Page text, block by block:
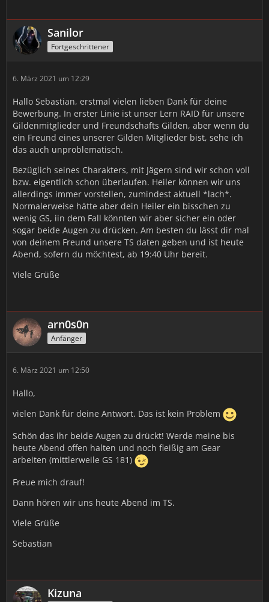
Sanilor
Fortgeschrittener
6. März 2021 um 12:29
Hallo Sebastian, erstmal vielen lieben Dank für deine
Bewerbung. In erster Linie ist unser Lern RAID für unsere
Gildenmitglieder und Freundschafts Gilden, aber wenn du
ein Freund eines unserer Gilden Mitglieder bist, sehe ich
das auch unproblematisch.
Bezüglich seines Charakters, mit Jägern sind wir schon voll
bzw. eigentlich schon überlaufen. Heiler können wir uns
allerdings immer vorstellen, zumindest aktuell *lach*.
Normalerweise hätte aber dein Heiler ein bisschen zu
wenig GS, iin dem Fall könnten wir aber sicher ein oder
sogar beide Augen zu drücken. Am besten du lässt dir mal
von deinem Freund unsere TS daten geben und ist heute
Abend, sofern du möchtest, ab 19:40 Uhr bereit.
Viele Grüße
arn0s0n
Anfänger
6. März 2021 um 12:50
Hallo,
vielen Dank für deine Antwort. Das ist kein Problem
Schön das ihr beide Augen zu drückt! Werde meine bis
heute Abend offen halten und noch fleißig am Gear
arbeiten (mittlerweile GS 181)
Freue mich drauf!
Dann hören wir uns heute Abend im TS.
Viele Grüße
Sebastian
Kizuna